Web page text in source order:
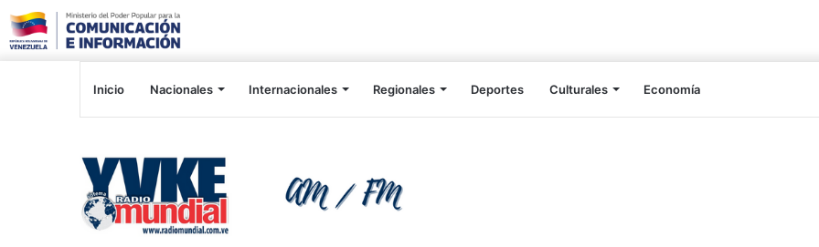
Inicio Nacionales Internacionales Regionales Deportes Culturales Economía